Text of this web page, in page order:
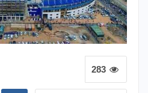
283